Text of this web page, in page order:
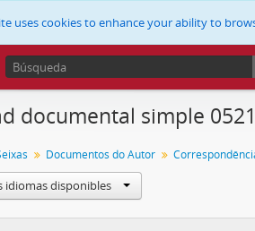
uses cookies to enhance your ability to
documental simple
Documentos do Autor
idiomas disponibles